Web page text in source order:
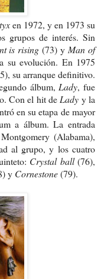
en 1972, y en 1973 su
grupos de interés. Sin
is rising(73) y Man of
su evolución. En 1975
su arranque definitivo.
álbum, Lady, fue
Con el hit de Lady y la
en su etapa de mayor
a álbum. La entrada
(Alabama),
al grupo, y los cuatro
Crystal ball(76),
y Cornestone(79).